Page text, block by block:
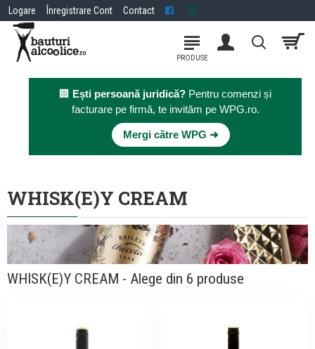
Logare Înregistrare Cont Contact
🏢 Ești persoană juridică? Pentru comenzi și
facturare pe firmă, te invităm pe WPG.ro.
Mergi către WPG ➜
WHISK(E)Y CREAM
WHISK(E)Y CREAM - Alege din 6 produse